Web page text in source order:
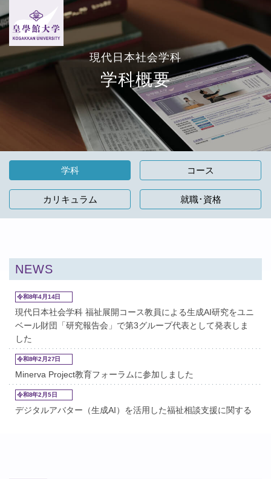
学科概要
現代日本社会学科
学科 コース
カリキュラム 就職･資格
NEWS
令和8年4月14日
現代日本社会学科 福祉展開コース教員による生成AI研究をユニ
ベール財団「研究報告会」で第3グループ代表として発表しま
した
令和8年2月27日
Minerva Project教育フォーラムに参加しました
令和8年2月5日
デジタルアバター（生成AI）を活用した福祉相談支援に関する